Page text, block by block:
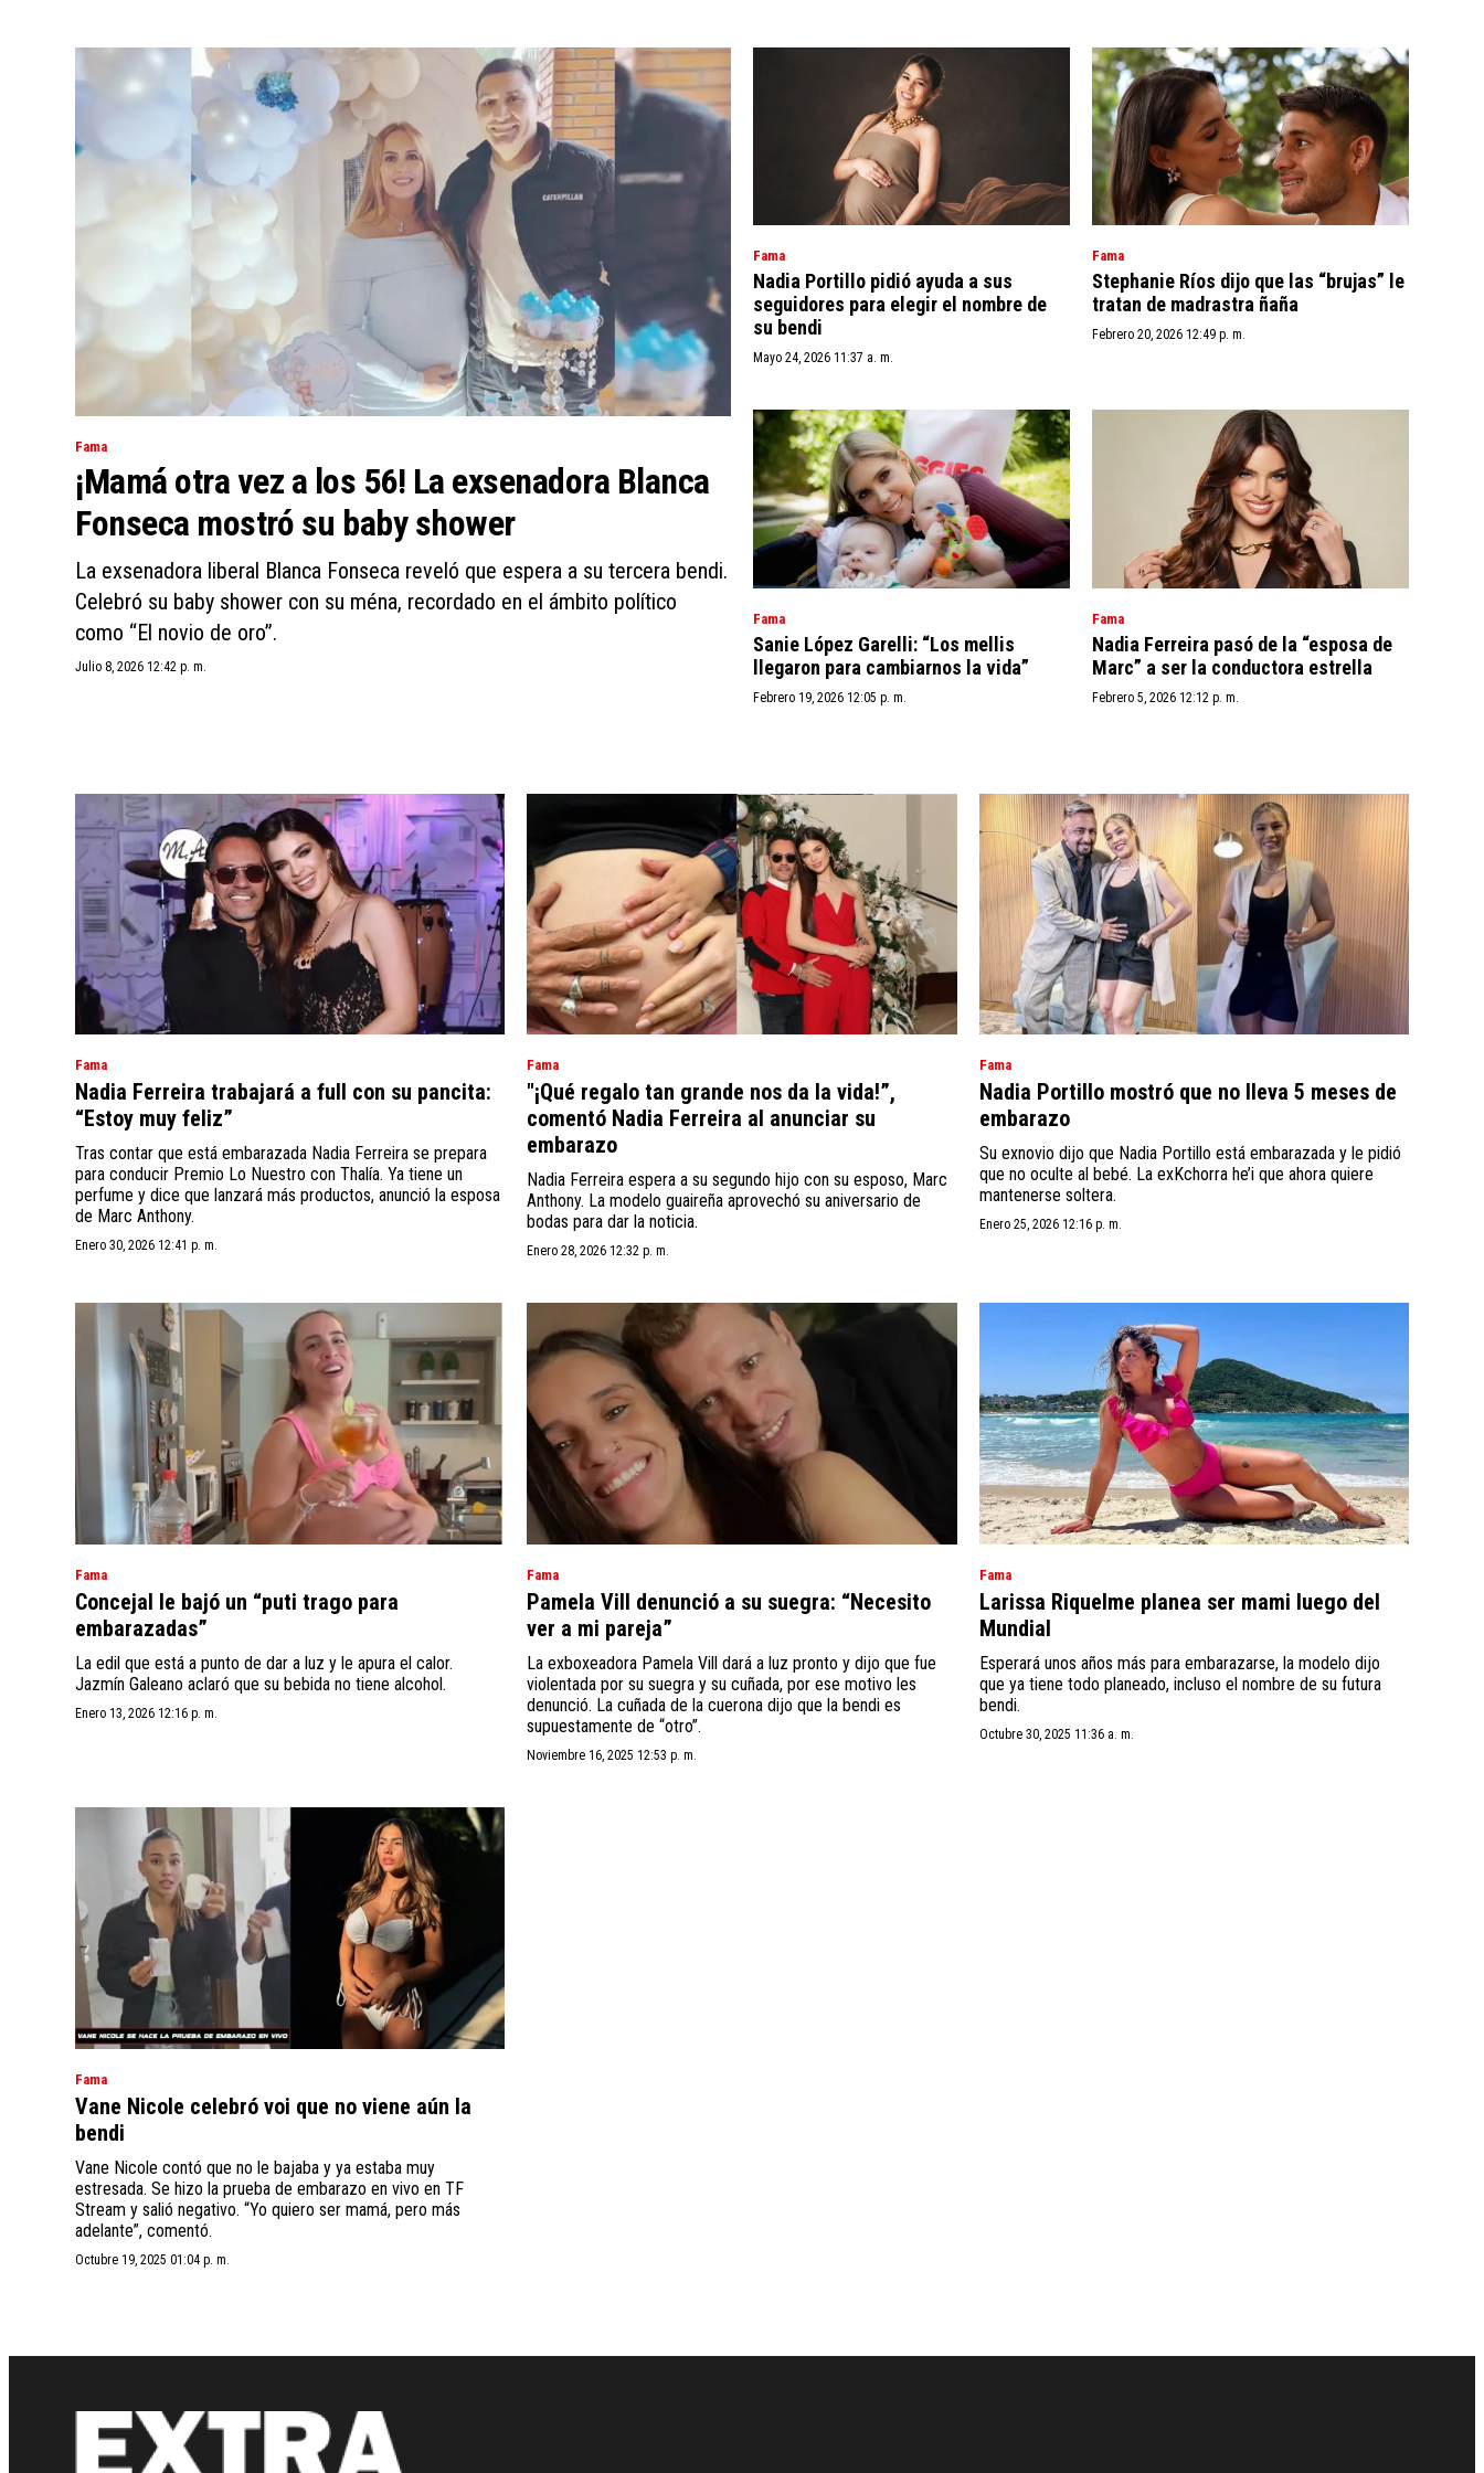
Fama
¡Mamá otra vez a los 56! La exsenadora Blanca
Fonseca mostró su baby shower
La exsenadora liberal Blanca Fonseca reveló que espera a su tercera bendi.
Celebró su baby shower con su ména, recordado en el ámbito político
como “El novio de oro”.
Julio 8, 2026 12:42 p. m.
Fama
Nadia Portillo pidió ayuda a sus
seguidores para elegir el nombre de
su bendi
Mayo 24, 2026 11:37 a. m.
Fama
Stephanie Ríos dijo que las “brujas” le
tratan de madrastra ñaña
Febrero 20, 2026 12:49 p. m.
Fama
Sanie López Garelli: “Los mellis
llegaron para cambiarnos la vida”
Febrero 19, 2026 12:05 p. m.
Fama
Nadia Ferreira pasó de la “esposa de
Marc” a ser la conductora estrella
Febrero 5, 2026 12:12 p. m.
Fama
Nadia Ferreira trabajará a full con su pancita:
“Estoy muy feliz”
Tras contar que está embarazada Nadia Ferreira se prepara
para conducir Premio Lo Nuestro con Thalía. Ya tiene un
perfume y dice que lanzará más productos, anunció la esposa
de Marc Anthony.
Enero 30, 2026 12:41 p. m.
Fama
"¡Qué regalo tan grande nos da la vida!”,
comentó Nadia Ferreira al anunciar su
embarazo
Nadia Ferreira espera a su segundo hijo con su esposo, Marc
Anthony. La modelo guaireña aprovechó su aniversario de
bodas para dar la noticia.
Enero 28, 2026 12:32 p. m.
Fama
Nadia Portillo mostró que no lleva 5 meses de
embarazo
Su exnovio dijo que Nadia Portillo está embarazada y le pidió
que no oculte al bebé. La exKchorra he’i que ahora quiere
mantenerse soltera.
Enero 25, 2026 12:16 p. m.
Fama
Concejal le bajó un “puti trago para
embarazadas”
La edil que está a punto de dar a luz y le apura el calor.
Jazmín Galeano aclaró que su bebida no tiene alcohol.
Enero 13, 2026 12:16 p. m.
Fama
Pamela Vill denunció a su suegra: “Necesito
ver a mi pareja”
La exboxeadora Pamela Vill dará a luz pronto y dijo que fue
violentada por su suegra y su cuñada, por ese motivo les
denunció. La cuñada de la cuerona dijo que la bendi es
supuestamente de “otro”.
Noviembre 16, 2025 12:53 p. m.
Fama
Larissa Riquelme planea ser mami luego del
Mundial
Esperará unos años más para embarazarse, la modelo dijo
que ya tiene todo planeado, incluso el nombre de su futura
bendi.
Octubre 30, 2025 11:36 a. m.
Fama
Vane Nicole celebró voi que no viene aún la
bendi
Vane Nicole contó que no le bajaba y ya estaba muy
estresada. Se hizo la prueba de embarazo en vivo en TF
Stream y salió negativo. “Yo quiero ser mamá, pero más
adelante”, comentó.
Octubre 19, 2025 01:04 p. m.